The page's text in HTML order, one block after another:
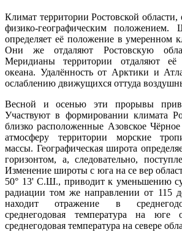
Климат территории Ростовской области,
физико-географическим положением.
определяет её положение в умеренном
Они же отдаляют Ростовскую
Меридианы территории отдаляют её
океана. Удалённость от Арктики и
ослаблению движущихся оттуда
Весной и осенью эти прорывы
Участвуют в формировании климата
близко расположенные Азовское
атмосферу территории морские
массы. Географическая широта
горизонтом, а, следовательно,
Изменение широты с юга на се вер
50° 13' С.Ш., приводит к уменьшению
радиации том же направлении от 115
находит отражение в
среднегодовая температура на
среднегодовая температура на севере